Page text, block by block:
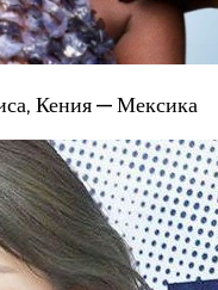
Кения — Мексика